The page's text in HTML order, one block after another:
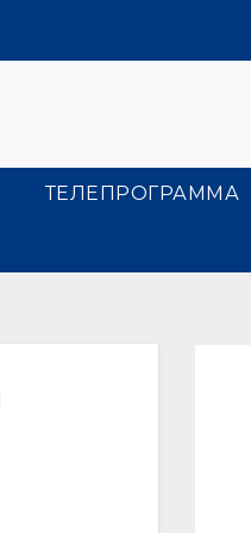
ТЕЛЕПРОГРАММА